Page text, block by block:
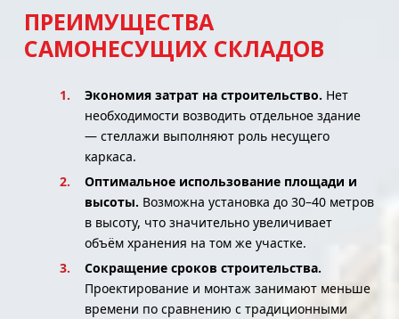
ПРЕИМУЩЕСТВА
САМОНЕСУЩИХ СКЛАДОВ
Экономия затрат на строительство. Нет
необходимости возводить отдельное здание
— стеллажи выполняют роль несущего
каркаса.
Оптимальное использование площади и
высоты. Возможна установка до 30–40 метров
в высоту, что значительно увеличивает
объём хранения на том же участке.
Сокращение сроков строительства.
Проектирование и монтаж занимают меньше
времени по сравнению с традиционными